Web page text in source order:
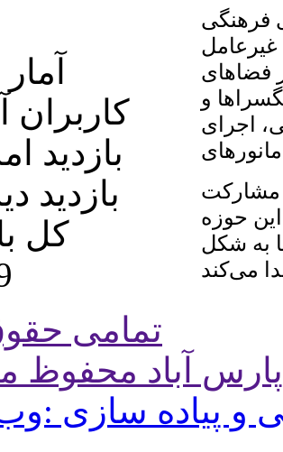
فرهنگی
فضاهای
و
اجرای
مانورهای
مشارکت
حوزه
به شکل
کاربران
بازدید
بازدید
کل
پارس آباد محفوظ
و پیاده سازی